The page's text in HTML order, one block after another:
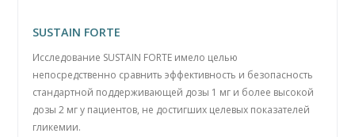
SUSTAIN FORTE
Исследование SUSTAIN FORTE имело целью
непосредственно сравнить эффективность и безопасность
стандартной поддерживающей дозы 1 мг и более высокой
дозы 2 мг у пациентов, не достигших целевых показателей
гликемии.